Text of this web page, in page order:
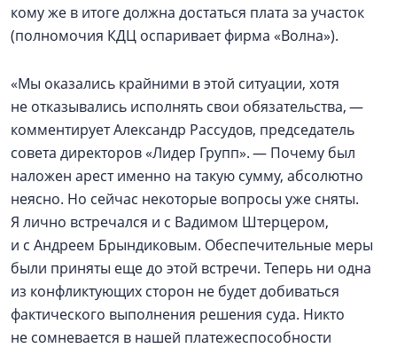
кому же в итоге должна достаться плата за участок
(полномочия КДЦ оспаривает фирма «Волна»).
«Мы оказались крайними в этой ситуации, хотя
не отказывались исполнять свои обязательства, —
комментирует Александр Рассудов, председатель
совета директоров «Лидер Групп». — Почему был
наложен арест именно на такую сумму, абсолютно
неясно. Но сейчас некоторые вопросы уже сняты.
Я лично встречался и с Вадимом Штерцером,
и с Андреем Брындиковым. Обеспечительные меры
были приняты еще до этой встречи. Теперь ни одна
из конфликтующих сторон не будет добиваться
фактического выполнения решения суда. Никто
не сомневается в нашей платежеспособности